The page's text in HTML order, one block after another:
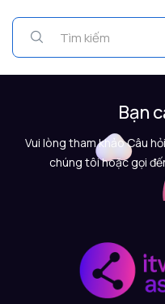
Bạn
Vui lòng tham khảo Câu
chúng tôi hoặc gọi